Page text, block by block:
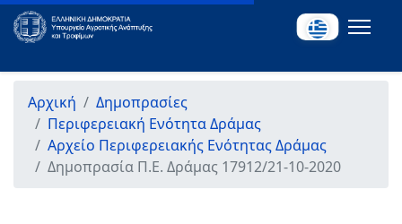
Αρχική
Δημοπρασίες
Περιφερειακή Ενότητα Δράμας
Αρχείο Περιφερειακής Ενότητας Δράμας
Δημοπρασία Π.Ε. Δράμας 17912/21-10-2020